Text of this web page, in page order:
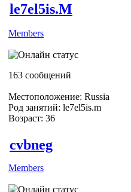
le7el5is.M
Members
163 сообщений
Местоположение: Russia
Род занятий: le7el5is.m
Возраст: 36
cvbneg
Members